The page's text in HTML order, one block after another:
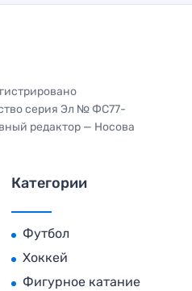
серия Эл № ФС77-
редактор — Носова
Категории
Футбол
Хоккей
Фигурное катание